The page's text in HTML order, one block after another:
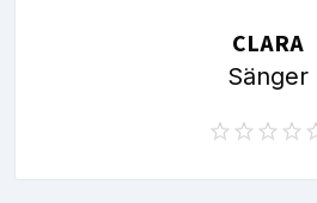
CLARA
Sänger